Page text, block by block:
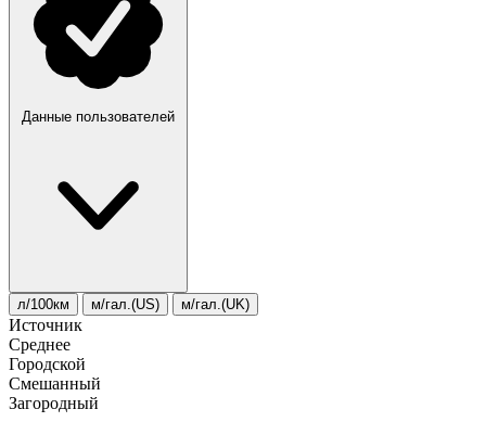
Данные пользователей
л/100км м/гал.(US) м/гал.(UK)
Источник
Среднее
Городской
Смешанный
Загородный